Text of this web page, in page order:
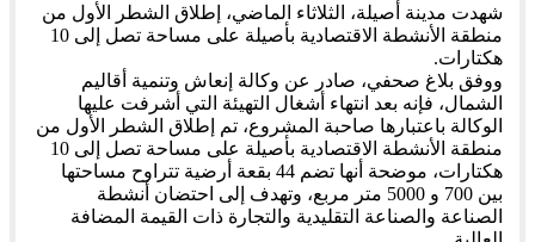
شهدت مدينة أصيلة، الثلاثاء الماضي، إطلاق الشطر الأول من
منطقة الأنشطة الاقتصادية بأصيلة على مساحة تصل إلى 10
هكتارات.
ووفق بلاغ صحفي، صادر عن وكالة إنعاش وتنمية أقاليم
الشمال، فإنه بعد انتهاء أشغال التهيئة التي أشرفت عليها
الوكالة باعتبارها صاحبة المشروع، تم إطلاق الشطر الأول من
منطقة الأنشطة الاقتصادية بأصيلة على مساحة تصل إلى 10
هكتارات، موضحة أنها تضم 44 بقعة أرضية تتراوح مساحتها
بين 700 و 5000 متر مربع، وتهدف إلى احتضان أنشطة
الصناعة والصناعة التقليدية والتجارة ذات القيمة المضافة